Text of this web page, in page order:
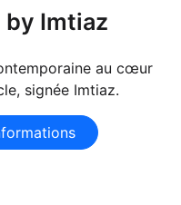
by Imtiaz
au cœur
signée Imtiaz.